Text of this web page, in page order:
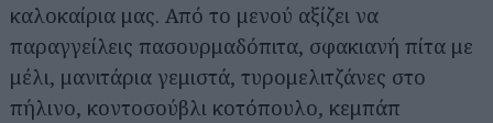
καλοκαίρια μας. Από το μενού αξίζει να
παραγγείλεις πασουρμαδόπιτα, σφακιανή πίτα με
μέλι, μανιτάρια γεμιστά, τυρομελιτζάνες στο
πήλινο, κοντοσούβλι κοτόπουλο, κεμπάπ